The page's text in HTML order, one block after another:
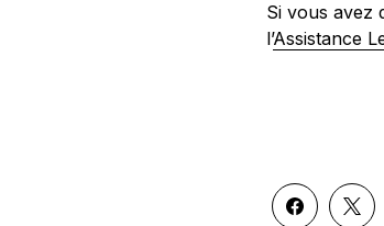
Si vous avez
l’Assistance